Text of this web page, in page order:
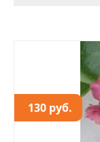
130 руб.